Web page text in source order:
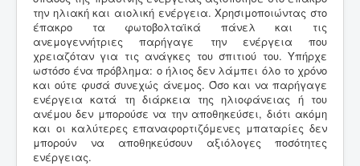
την ηλιακή και αιολική ενέργεια. Χρησιμοποιώντας στο
έπακρο τα φωτοβολταϊκά πάνελ και τις
ανεμογεννήτριες παρήγαγε την ενέργεια που
χρειαζόταν για τις ανάγκες του σπιτιού του. Υπήρχε
ωστόσο ένα πρόβλημα: ο ήλιος δεν λάμπει όλο το χρόνο
και ούτε φυσά συνεχώς άνεμος. Όσο και να παρήγαγε
ενέργεια κατά τη διάρκεια της ηλιοφάνειας ή του
ανέμου δεν μπορούσε να την αποθηκεύσει, διότι ακόμη
και οι καλύτερες επαναφορτιζόμενες μπαταρίες δεν
μπορούν να αποθηκεύσουν αξιόλογες ποσότητες
ενέργειας.